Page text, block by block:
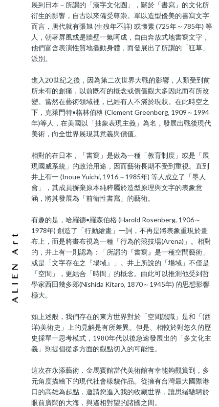
展到日本－所謂的「漢字文化圏」，關於「書寫」的文化所
衍生的影響，自古以來備受尊崇。單以造型優美的書寫文字
而言，唐代就有張旭 (生歿年不詳) 或懐素 (725年～785年) 等
人，朝著屏風或是牆壁一氣呵成，自由奔放式地書寫文字，
他們富含表演性質地擺動身體，而發展出了所謂的「狂草」
派別。
進入20世紀之後，因為第二次世界大戰的影響，人類受到前
所未有的創痛，以前既有的概念或價值觀大多因此而有所改
變。當然在藝術領域裡，已經有人不滿於現狀。在此時空之
下，克萊門特•格林伯格 (Clement Greenberg, 1909～1994
年)等人，在美國以「抽象表現主義」為名，發展出戰後現代
美術，向全世界展現其意義與價值。
相對的在日本，「書寫」是做為一種「教育制度」或是「展
現國威系統」的政治用途，因而藝術長期不受到重視。直到
井上有一 (Inoue Yuichi, 1916～1985年) 等人成立了「墨人
會」，其成員摒棄原本純粹屬於造型原理與文字的表象意
涵，將其發展為「前衛性書寫」的藝術。
有趣的是，哈羅德•羅森伯格 (Harold Rosenberg, 1906～
1978年) 創造了「行動繪畫」一詞，不再是將表象重現於畫
布上，而是將畫布視為一種「行為的競技場(Arena)」。相對
的，井上有一則認為：「所謂的『書寫』是一種空間藝術」
或是「文字存在之『場域』」。井上所說的「場域」不僅是
「空間」，更結合「時間」的概念。由此可以推測他受到哲
學家西田幾多郎(Nishida Kitaro, 1870～1945年) 的思想影響
極大。
如上述般，我們存在的東方世界對於「空間認識」是和「(西
洋)美術史」上的見解是有所差異。但是、相較於對悠久的歷
史採單一思考模式，1980年代以後急速發展出的「多文化主
義」則提倡從多方面的觀點切入的可能性。
這次在永添藝術．金馬賓館當代美術館有幸能夠觀賞到，多
元角度描繪下的現代社會樣貌作品。從擁有台灣最大國際港
口的高雄為起點，邀請您進入我的收藏世界，讓思緒馳騁於
眼前廣闊的大海，與遙相對望的諸國之間。